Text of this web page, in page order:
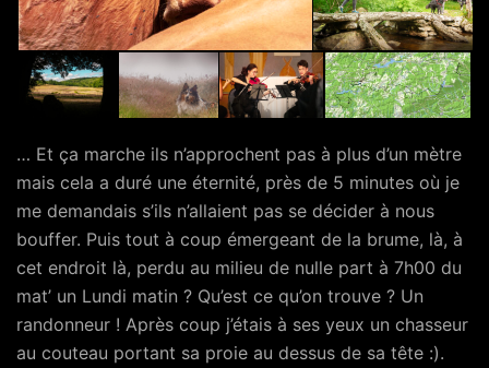
… Et ça marche ils n’approchent pas à plus d’un mètre
mais cela a duré une éternité, près de 5 minutes où je
me demandais s’ils n’allaient pas se décider à nous
bouffer. Puis tout à coup émergeant de la brume, là, à
cet endroit là, perdu au milieu de nulle part à 7h00 du
mat’ un Lundi matin ? Qu’est ce qu’on trouve ? Un
randonneur ! Après coup j’étais à ses yeux un chasseur
au couteau portant sa proie au dessus de sa tête :).